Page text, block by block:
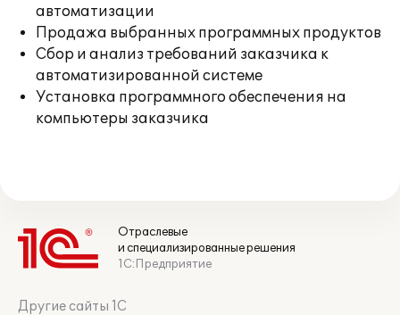
автоматизации
Продажа выбранных программных продуктов
Сбор и анализ требований заказчика к
автоматизированной системе
Установка программного обеспечения на
компьютеры заказчика
Отраслевые
и специализированные решения
1С:Предприятие
Другие сайты 1С